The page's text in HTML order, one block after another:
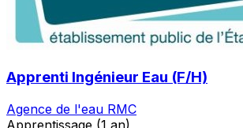
Apprenti Ingénieur Eau (F/H)
Agence de l'eau RMC
Apprentissage (1 an)